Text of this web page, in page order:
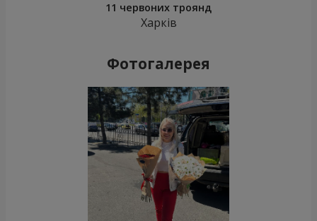
11 червоних троянд
Харків
Фотогалерея